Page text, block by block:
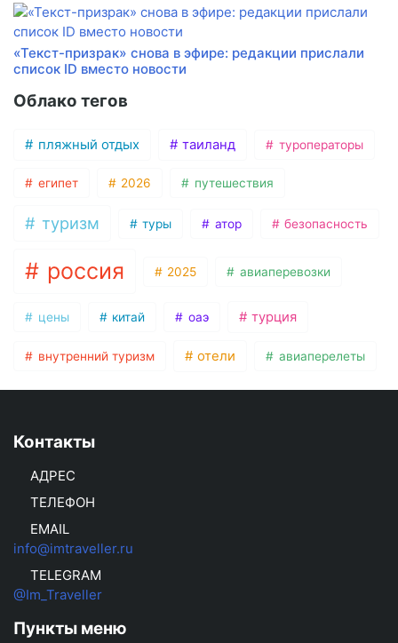
«Текст-призрак» снова в эфире: редакции прислали
список ID вместо новости
Облако тегов
пляжный отдых таиланд туроператоры
египет 2026 путешествия
туризм туры атор безопасность
россия 2025 авиаперевозки
цены китай оаэ турция
внутренний туризм отели авиаперелеты
Контакты
АДРЕС
ТЕЛЕФОН
EMAIL
info@imtraveller.ru
TELEGRAM
@Im_Traveller
Пункты меню